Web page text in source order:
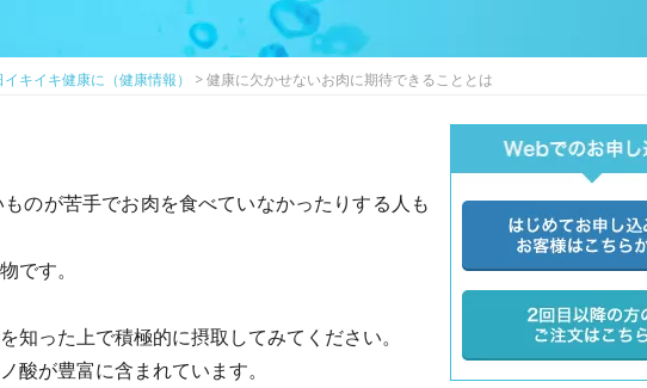
イキイキ健康に（健康情報） >健康に欠かせないお肉に期待できることとは
のが苦手でお肉を食べていなかったりする人も
です。
った上で積極的に摂取してみてください。
酸が豊富に含まれています。
Main
Sidebar